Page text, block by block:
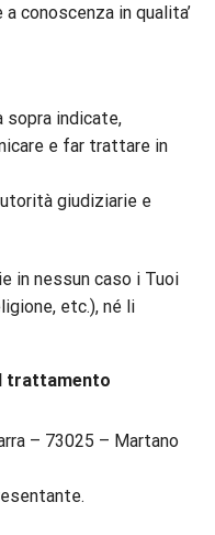
conoscenza in qualita’
sopra indicate,
e far trattare in
giudiziarie e
in nessun caso i Tuoi
etc.), né li
trattamento
– 73025 – Martano